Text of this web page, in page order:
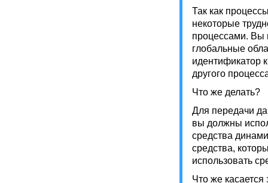
Так как
некоторые
процессами. Вы
глобальные
идентификатор
другого
Что же делать?
Для передачи
вы должны
средства
средства,
использовать
Что же касается